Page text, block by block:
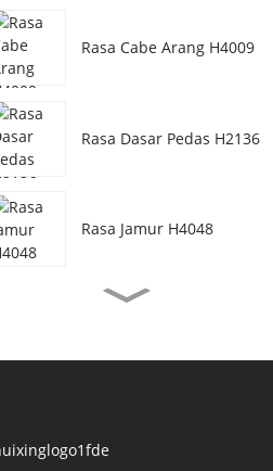
Rasa Cabe Arang H4009
Rasa Dasar Pedas H2136
Rasa Jamur H4048